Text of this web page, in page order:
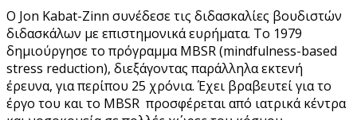
Ο Jon Kabat-Zinn συνέδεσε τις διδασκαλίες βουδιστών
διδασκάλων με επιστημονικά ευρήματα. Το 1979
δημιούργησε το πρόγραμμα MBSR (mindfulness-based
stress reduction), διεξάγοντας παράλληλα εκτενή
έρευνα, για περίπου 25 χρόνια. Έχει βραβευτεί για το
έργο του και τo MBSR προσφέρεται από ιατρικά κέντρα